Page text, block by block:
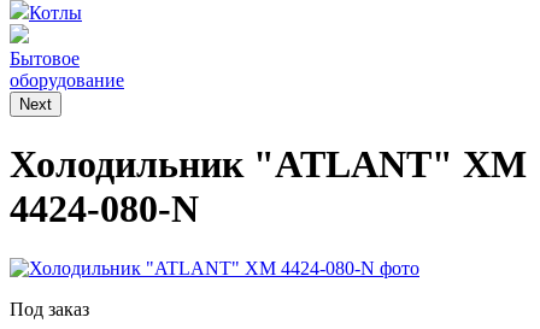
Котлы
Бытовое
оборудование
Next
Холодильник "ATLANT" ХМ
4424-080-N
Под заказ